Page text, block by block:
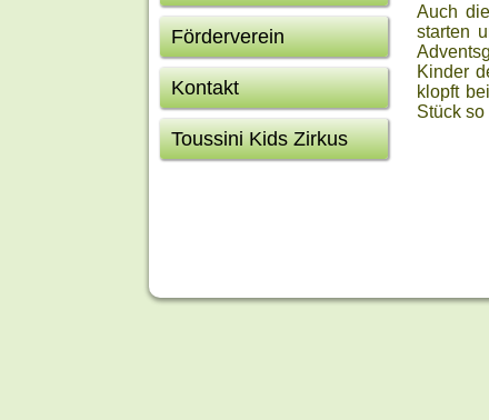
Förderverein
Kontakt
Toussini Kids Zirkus
Auch
starten
Kinder
klopft
Stück